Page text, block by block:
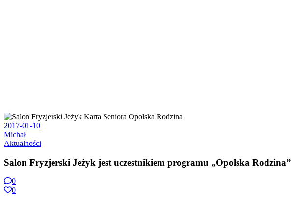
2017-01-10
Michał
Aktualności
Salon Fryzjerski Jeżyk jest uczestnikiem programu „Opolska Rodzina”
0
0